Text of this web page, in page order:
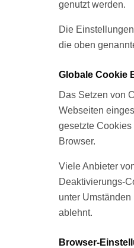
genutzt werden.
Die
die oben
Globale Cookie
Das Setzen von
Webseiten
gesetzte
Browser.
Viele Anbieter
Deaktivierungs-
unter
ablehnt.
Browser-